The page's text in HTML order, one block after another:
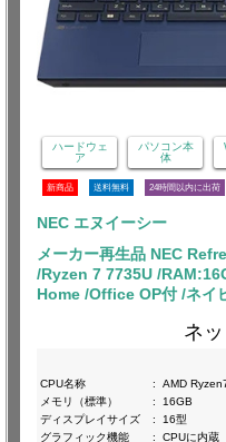
ハードウェ
ア
パソコン本
体
新商品 送料無料 24時間以内に出荷
NEC エヌイーシー
メーカー再生品 NEC
/Ryzen 7 7735U /
Home /Office OP付 /ネイ
ネッ
CPU名称
:
AMD
メモリ（標準）
:
16GB
ディスプレイサイズ
:
16型
グラフィック機能
:
CPUに内蔵